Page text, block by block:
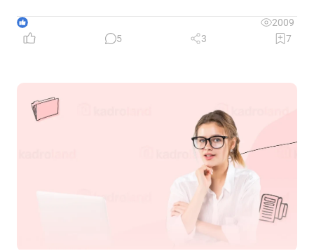
скасував помилково виданий наказ про звільнення.
Розберемо її докладно
1
2009
5
3 7